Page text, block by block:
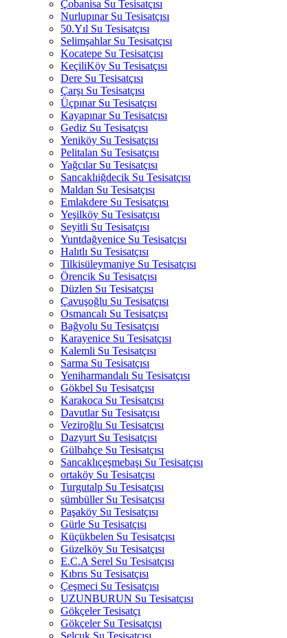
Çobanisa Su Tesisatçısı
Nurlupınar Su Tesisatçısı
50.Yıl Su Tesisatçısı
Selimşahlar Su Tesisatçısı
Kocatepe Su Tesisatçısı
KeçiliKöy Su Tesisatçısı
Dere Su Tesisatçısı
Çarşı Su Tesisatçısı
Üçpınar Su Tesisatçısı
Kayapınar Su Tesisatçısı
Gediz Su Tesisatçısı
Yeniköy Su Tesisatçısı
Pelitalan Su Tesisatçısı
Yağcılar Su Tesisatçısı
Sancaklıiğdecik Su Tesisatçısı
Maldan Su Tesisatçısı
Emlakdere Su Tesisatçısı
Yeşilköy Su Tesisatçısı
Seyitli Su Tesisatçısı
Yuntdağyenice Su Tesisatçısı
Halıtlı Su Tesisatçısı
Tilkisüleymaniye Su Tesisatçısı
Örencik Su Tesisatçısı
Düzlen Su Tesisatçısı
Çavuşoğlu Su Tesisatçısı
Osmancalı Su Tesisatçısı
Bağyolu Su Tesisatçısı
Karayenice Su Tesisatçısı
Kalemli Su Tesisatçısı
Sarma Su Tesisatçısı
Yeniharmandalı Su Tesisatçısı
Gökbel Su Tesisatçısı
Karakoca Su Tesisatçısı
Davutlar Su Tesisatçısı
Veziroğlu Su Tesisatçısı
Dazyurt Su Tesisatçısı
Gülbahçe Su Tesisatçısı
Sancaklıçeşmebaşı Su Tesisatçısı
ortaköy Su Tesisatçısı
Turgutalp Su Tesisatçısı
sümbüller Su Tesisatçısı
Paşaköy Su Tesisatçısı
Gürle Su Tesisatçısı
Küçükbelen Su Tesisatçısı
Güzelköy Su Tesisatçısı
E.C.A Serel Su Tesisatçısı
Kıbrıs Su Tesisatçısı
Çeşmeci Su Tesisatçısı
UZUNBURUN Su Tesisatçısı
Gökçeler Tesisatçı
Gökçeler Su Tesisatçısı
Selçuk Su Tesisatçısı